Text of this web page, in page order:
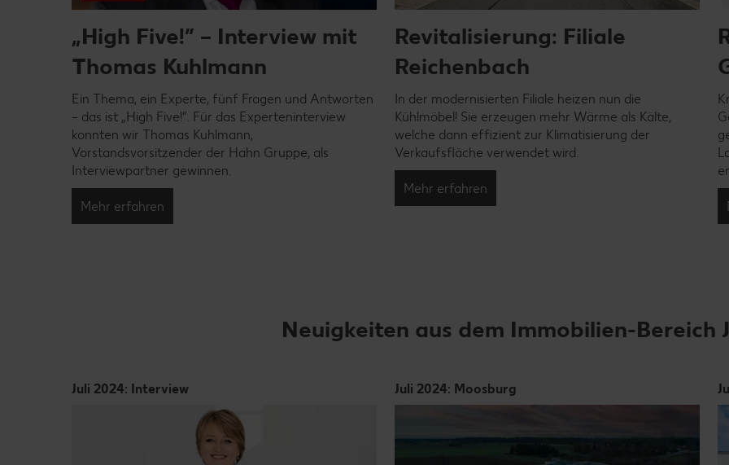
„High Five!” – Interview mit
Thomas Kuhlmann
Ein Thema, ein Experte, fünf Fragen und Antworten
– das ist „High Five!“. Für das Experteninterview
konnten wir Thomas Kuhlmann,
Vorstandsvorsitzender der Hahn Gruppe, als
Interviewpartner gewinnen.
Mehr erfahren
Revitalisierung: Filiale
Reichenbach
In der modernisierten Filiale heizen nun die
Kühlmöbel! Sie erzeugen mehr Wärme als Kälte,
welche dann effizient zur Klimatisierung der
Verkaufsfläche verwendet wird.
Mehr erfahren
Neuigkeiten aus dem Immobilien-Bereich
Juli 2024: Interview Juli 2024: Moosburg